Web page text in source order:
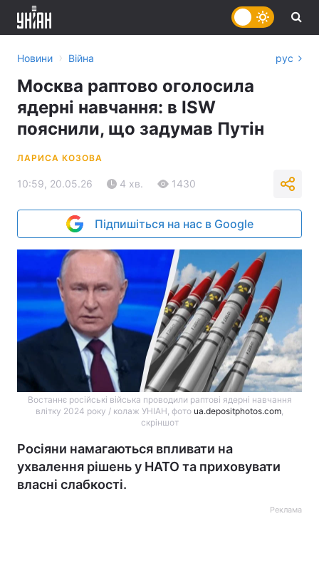
Новини › Війна рус
Москва раптово оголосила
ядерні навчання: в ISW
пояснили, що задумав Путін
ЛАРИСА КОЗОВА
10:59, 20.05.26 4 хв. 1430
Підпишіться на нас в Google
Востаннє російські війська проводили раптові ядерні навчання
влітку 2024 року / колаж УНІАН, фото ua.depositphotos.com,
скріншот
Росіяни намагаються впливати на
ухвалення рішень у НАТО та приховувати
власні слабкості.
Реклама